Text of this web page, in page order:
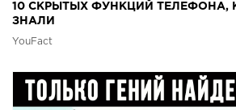
10 СКРЫТЫХ ФУНКЦИЙ ТЕЛЕФОНА,
ЗНАЛИ
YouFact